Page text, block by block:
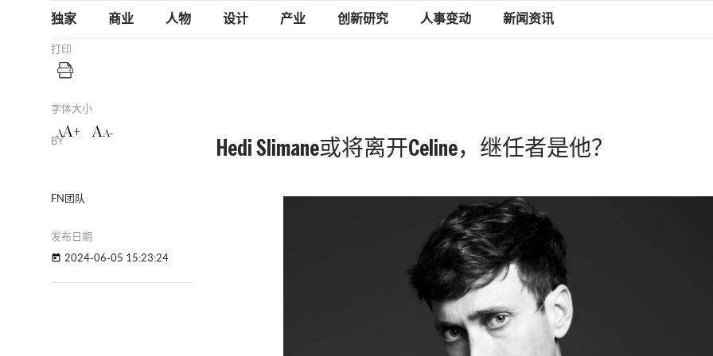
独家 商业 人物 设计 产业 创新研究 人事变动 新闻资讯
BY
FN团队
发布日期
today 2024-06-05 15:23:24
打印
字体大小
AA+ A A-
Hedi Slimane或将离开Celine，继任者是他？